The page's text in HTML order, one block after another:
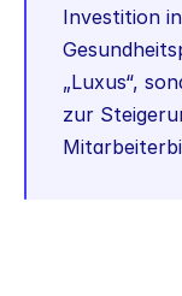
Investition
„Luxus“,
zur